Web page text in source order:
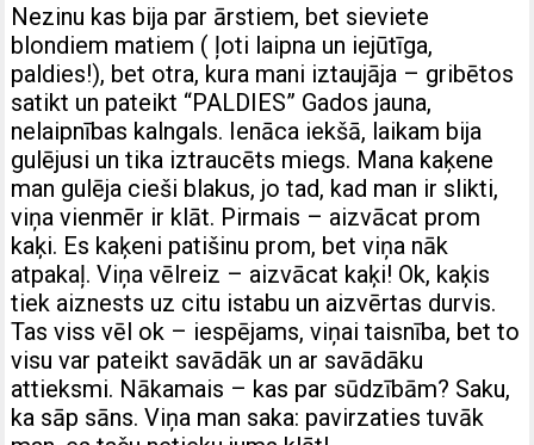
Nezinu kas bija par ārstiem, bet sieviete
blondiem matiem ( ļoti laipna un iejūtīga,
paldies!), bet otra, kura mani iztaujāja – gribētos
satikt un pateikt “PALDIES” Gados jauna,
nelaipnības kalngals. Ienāca iekšā, laikam bija
gulējusi un tika iztraucēts miegs. Mana kaķene
man gulēja cieši blakus, jo tad, kad man ir slikti,
viņa vienmēr ir klāt. Pirmais – aizvācat prom
kaķi. Es kaķeni patišinu prom, bet viņa nāk
atpakaļ. Viņa vēlreiz – aizvācat kaķi! Ok, kaķis
tiek aiznests uz citu istabu un aizvērtas durvis.
Tas viss vēl ok – iespējams, viņai taisnība, bet to
visu var pateikt savādāk un ar savādāku
attieksmi. Nākamais – kas par sūdzībām? Saku,
ka sāp sāns. Viņa man saka: pavirzaties tuvāk